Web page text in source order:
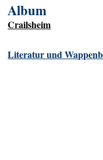
Album
Crailsheim
Literatur und